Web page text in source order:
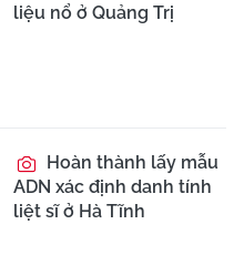
liệu nổ ở Quảng Trị
Hoàn thành lấy mẫu
ADN xác định danh tính
liệt sĩ ở Hà Tĩnh